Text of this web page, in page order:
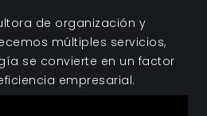
de organización y
múltiples servicios,
se convierte en un factor
empresarial.